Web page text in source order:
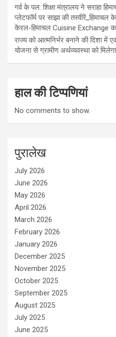
गर्व के पल: शिक्षा मंत्रालय ने सराहा
प्लेटफॉर्म पर साझा की
केरल-हिमाचल Cuisine Exchange
राज्य को आत्मनिर्भर बनाने की दिशा में
योजना से ग्रामीण अर्थव्यवस्था को
हाल की टिप्पणियां
No comments to show.
पुरालेख
July 2026
June 2026
May 2026
April 2026
March 2026
February 2026
January 2026
December 2025
November 2025
October 2025
September 2025
August 2025
July 2025
June 2025